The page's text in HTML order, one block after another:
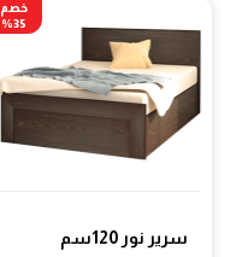
سرير نور 120سم
خصم
35%